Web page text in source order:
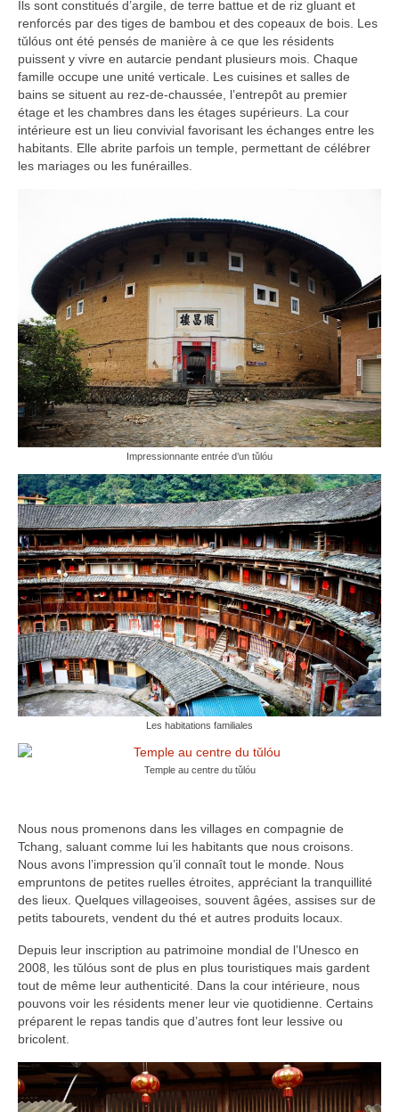
Ils sont constitués d’argile, de terre battue et de riz gluant et
renforcés par des tiges de bambou et des copeaux de bois. Les
tǔlóus ont été pensés de manière à ce que les résidents
puissent y vivre en autarcie pendant plusieurs mois. Chaque
famille occupe une unité verticale. Les cuisines et salles de
bains se situent au rez-de-chaussée, l’entrepôt au premier
étage et les chambres dans les étages supérieurs. La cour
intérieure est un lieu convivial favorisant les échanges entre les
habitants. Elle abrite parfois un temple, permettant de célébrer
les mariages ou les funérailles.
Impressionnante entrée d’un tǔlóu
Les habitations familiales
Temple au centre du tǔlóu
Nous nous promenons dans les villages en compagnie de
Tchang, saluant comme lui les habitants que nous croisons.
Nous avons l’impression qu’il connaît tout le monde. Nous
empruntons de petites ruelles étroites, appréciant la tranquillité
des lieux. Quelques villageoises, souvent âgées, assises sur de
petits tabourets, vendent du thé et autres produits locaux.
Depuis leur inscription au patrimoine mondial de l’Unesco en
2008, les tǔlóus sont de plus en plus touristiques mais gardent
tout de même leur authenticité. Dans la cour intérieure, nous
pouvons voir les résidents mener leur vie quotidienne. Certains
préparent le repas tandis que d’autres font leur lessive ou
bricolent.